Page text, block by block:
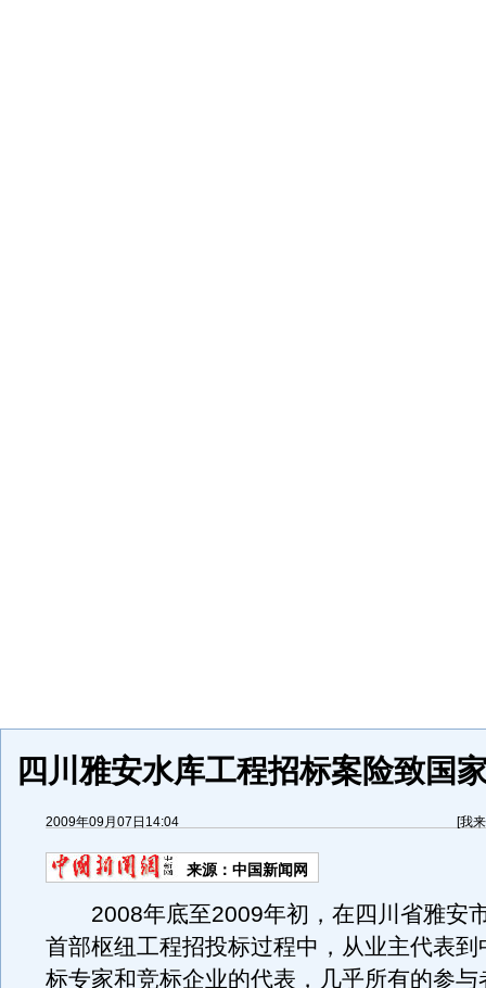
四川雅安水库工程招标案险致国
2009年09月07日14:04 [我
来源： 中国新闻网
2008年底至2009年初，在四川省雅安
首部枢纽工程招投标过程中，从业主代表到
标专家和竞标企业的代表，几乎所有的参与